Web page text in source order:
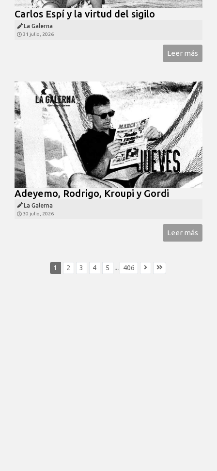
Carlos Espí y la virtud del sigilo
La Galerna
31 julio, 2026
Leer más
Adeyemo, Rodrigo, Kroupi y Gordi
La Galerna
30 julio, 2026
Leer más
1 2 3 4 5 406